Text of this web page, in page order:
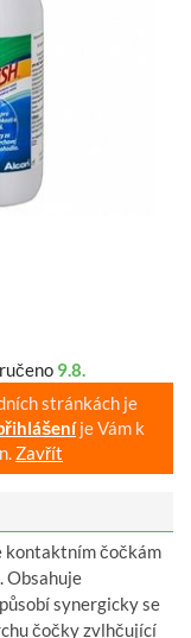
9.8.
stránkách je
je Vám k
Zavřít
kontaktním čočkám
Obsahuje
synergicky se
čočky zvlhčující